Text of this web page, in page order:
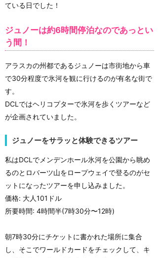
ている日でした！
ジュノーは約6時間停泊なのであっとい
う間！
アラスカの州都であるジュノーは市街地から車
で30分程度で氷河を観に行けるのが有名な街で
す。
DCLではヘリコプターで氷河を歩くツアーなど
が企画されていました。
ジュノーをサラッと体験できるツアー
私はDCLでメンデンホール氷河を公園から眺め
るのとロバーツ山をロープウェイで登るのがセ
ットになったツアーを申し込みました。
価格: 大人101ドル
所要時間: 4時間半(7時30分〜12時)
朝7時30分にチケットに書かれた場所に集合
し、そこでワールドカードをチェックして、キ